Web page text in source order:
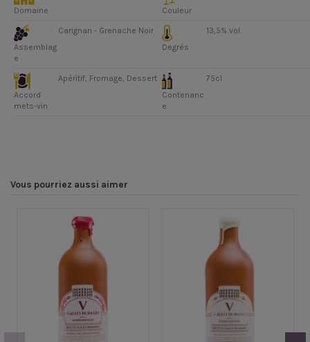
Domaine
Couleur
Assemblag
e
Carignan - Grenache Noir
Degrés
13,5% vol.
Accord
mets-vin
Apéritif, Fromage, Dessert
Contenanc
e
75cl
Vous pourriez aussi aimer